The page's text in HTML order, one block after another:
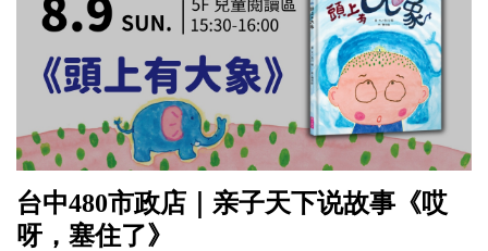
台中480市政店｜亲子天下说故事《哎
呀，塞住了》